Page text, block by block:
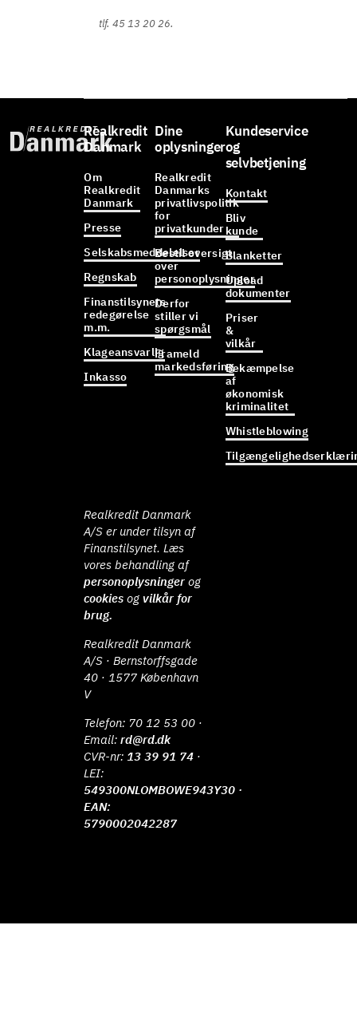
tlf. 45 13 20 26.
Realkredit
Danmark
Om
Realkredit
Danmark
Presse
Selskabsmeddelelser
Regnskab
Finanstilsynets
redegørelse
m.m.
Klageansvarlig
Inkasso
Dine
oplysninger
Realkredit
Danmarks
privatlivspolitik
for
privatkunder
Bestil oversigt
over
personoplysninger
Derfor
stiller vi
spørgsmål
Frameld
markedsføring
Kundeservice
og
selvbetjening
Kontakt
Bliv
kunde
Blanketter
Upload
dokumenter
Priser
&
vilkår
Bekæmpelse
af
økonomisk
kriminalitet
Whistleblowing
Realkredit Danmark
A/S er under tilsyn af
Finanstilsynet. Læs
vores behandling af
personoplysninger og
cookies ogvilkår for
brug.
Realkredit Danmark
A/S · Bernstorffsgade
40 · 1577 København
V
Telefon: 70 12 53 00 ·
Email:rd@rd.dk
CVR-nr: 13 39 91 74 ·
LEI:
549300NLOMBOWE943Y30 ·
EAN:
5790002042287